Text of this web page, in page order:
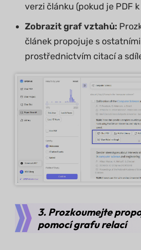
verzi článku (pokud je PDF
Zobrazit graf vztahů:
článek propojuje s ostatními
prostřednictvím citací a
3. Prozkoumejte
pomocí grafu relací